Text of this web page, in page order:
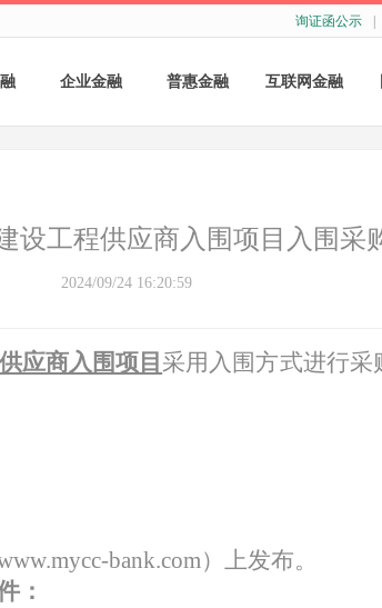
询证函公示
企业金融
票据融资
普惠金融 互联网金融
设工程供应商入围项目入围采
2024/09/24 16:20:59
应商入围项目 采用 入围方式进行采
ww.mycc-bank.com）上发布。
：